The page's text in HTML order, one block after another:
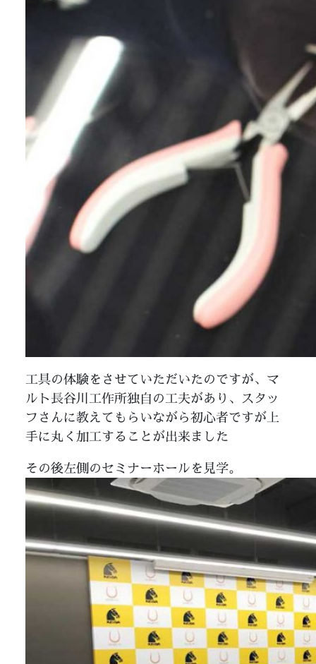
工具の体験をさせていただいたのですが、マ
ルト長谷川工作所独自の工夫があり、スタッ
フさんに教えてもらいながら初心者ですが上
手に丸く加工することが出来ました
その後左側のセミナーホールを見学。